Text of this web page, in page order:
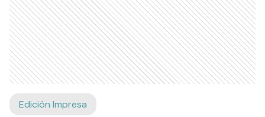
Edición Impresa